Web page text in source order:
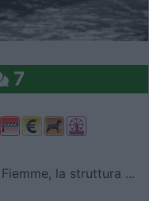
7
la struttura ...